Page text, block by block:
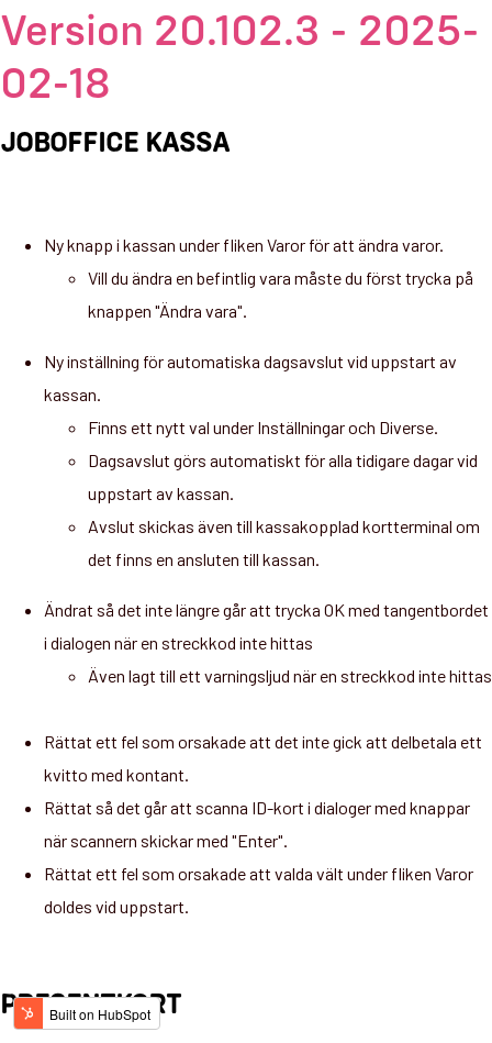
Version 20.102.3 - 2025-
02-18
JOBOFFICE KASSA
Ny knapp i kassan under fliken Varor för att ändra varor.
Vill du ändra en befintlig vara måste du först trycka på
knappen "Ändra vara".
Ny inställning för automatiska dagsavslut vid uppstart av
kassan.
Finns ett nytt val under Inställningar och Diverse.
Dagsavslut görs automatiskt för alla tidigare dagar vid
uppstart av kassan.
Avslut skickas även till kassakopplad kortterminal om
det finns en ansluten till kassan.
Ändrat så det inte längre går att trycka OK med tangentbordet
i dialogen när en streckkod inte hittas
Även lagt till ett varningsljud när en streckkod inte hittas
Rättat ett fel som orsakade att det inte gick att delbetala ett
kvitto med kontant.
Rättat så det går att scanna ID-kort i dialoger med knappar
när scannern skickar med "Enter".
Rättat ett fel som orsakade att valda vält under fliken Varor
doldes vid uppstart.
PRESENTKORT